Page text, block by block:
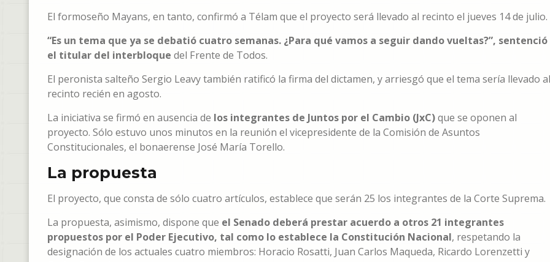
El formoseño Mayans, en tanto, confirmó a Télam que el proyecto será llevado al recinto el jueves 14 de julio.
“Es un tema que ya se debatió cuatro semanas. ¿Para qué vamos a seguir dando vueltas?”, sentenció
el titular del interbloque del Frente de Todos.
El peronista salteño Sergio Leavy también ratificó la firma del dictamen, y arriesgó que el tema sería llevado al
recinto recién en agosto.
La iniciativa se firmó en ausencia de los integrantes de Juntos por el Cambio (JxC)que se oponen al
proyecto. Sólo estuvo unos minutos en la reunión el vicepresidente de la Comisión de Asuntos
Constitucionales, el bonaerense José María Torello.
La propuesta
El proyecto, que consta de sólo cuatro artículos, establece que serán 25 los integrantes de la Corte Suprema.
La propuesta, asimismo, dispone que el Senado deberá prestar acuerdo a otros 21 integrantes
propuestos por el Poder Ejecutivo, tal como lo establece la Constitución Nacional, respetando la
designación de los actuales cuatro miembros: Horacio Rosatti, Juan Carlos Maqueda, Ricardo Lorenzetti y